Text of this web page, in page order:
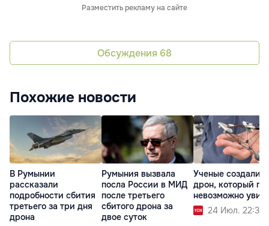
Разместить рекламу на сайте
Обсуждения 68
Похожие новости
В Румынии
рассказали
подробности сбития
третьего за три дня
дрона
Румыния вызвала
посла России в МИД
после третьего
сбитого дрона за
двое суток
Ученые создали
дрон, который
невозможно
24 Июл. 22:36